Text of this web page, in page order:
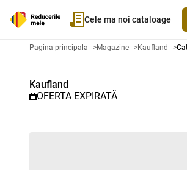
Cele ma noi cataloage
Catalog promoțional
Pagina principala >Magazine >Kaufland >
Kaufland
OFERTA EXPIRATĂ